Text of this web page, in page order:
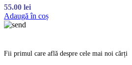
55.00 lei
Adaugă în coș
Fii primul care află despre cele mai noi cărți